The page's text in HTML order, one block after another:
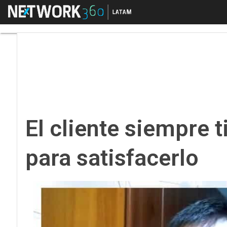
Menú El cliente siempre
El cliente siempre
para satisfacerlo